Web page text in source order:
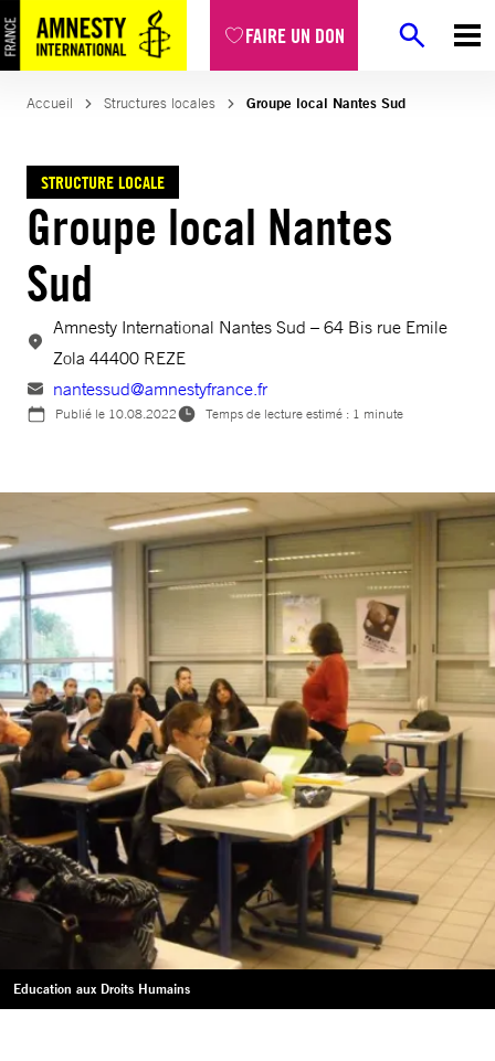
FAIRE UN DON
Aller
au
contenu
Accueil Structures locales Groupe local Nantes Sud
STRUCTURE LOCALE
Groupe local Nantes
Sud
Amnesty International Nantes Sud – 64 Bis rue Emile
Zola 44400 REZE
nantessud@amnestyfrance.fr
Publié le 10.08.2022 Temps de lecture estimé : 1 minute
Education aux Droits Humains